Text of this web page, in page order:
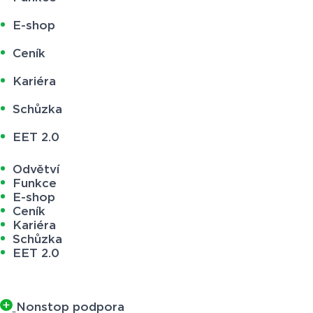
E-shop
Ceník
Kariéra
Schůzka
EET 2.0
Odvětví
Funkce
E-shop
Ceník
Kariéra
Schůzka
EET 2.0
Nonstop podpora